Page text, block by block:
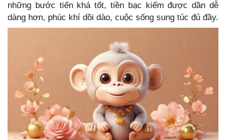
những bước tiến khá tốt, tiền bạc kiếm được dần dễ
dàng hơn, phúc khí dồi dào, cuộc sống sung túc đủ đầy.